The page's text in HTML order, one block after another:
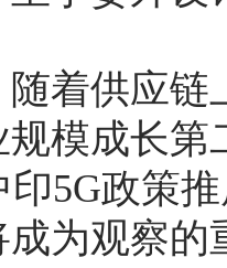
着供应
模成长
5G政策
为观察的